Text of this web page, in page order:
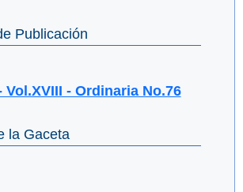
Publicación
Vol.XVIII - Ordinaria No.76
la Gaceta